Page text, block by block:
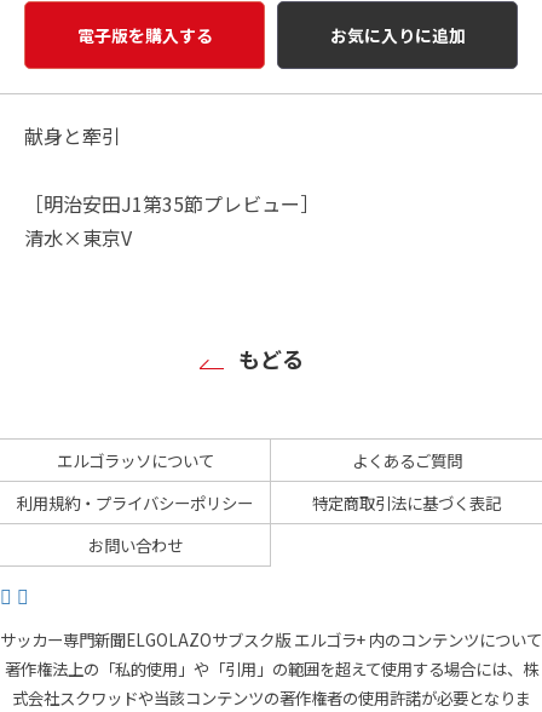
電子版を購入する お気に入りに追加
献身と牽引
［明治安田J1第35節プレビュー］
清水×東京V
もどる
エルゴラッソについて
よくあるご質問
利用規約・プライバシーポリシー
特定商取引法に基づく表記
お問い合わせ
サッカー専門新聞ELGOLAZOサブスク版 エルゴラ+ 内のコンテンツについて
著作権法上の「私的使用」や「引用」の範囲を超えて使用する場合には、株
式会社スクワッドや当該コンテンツの著作権者の使用許諾が必要となりま